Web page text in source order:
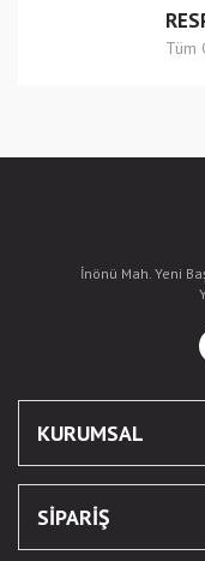
Tüm
İnönü Mah. Yeni
KURUMSAL
SİPARİŞ